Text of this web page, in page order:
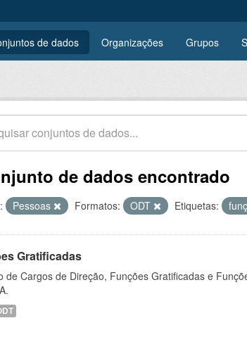
de dados Organizações Grupos
de dados encontrado
Pessoas Formatos: ODT Etiquetas:
Gratificadas
de Cargos de Direção, Funções Gratificadas e